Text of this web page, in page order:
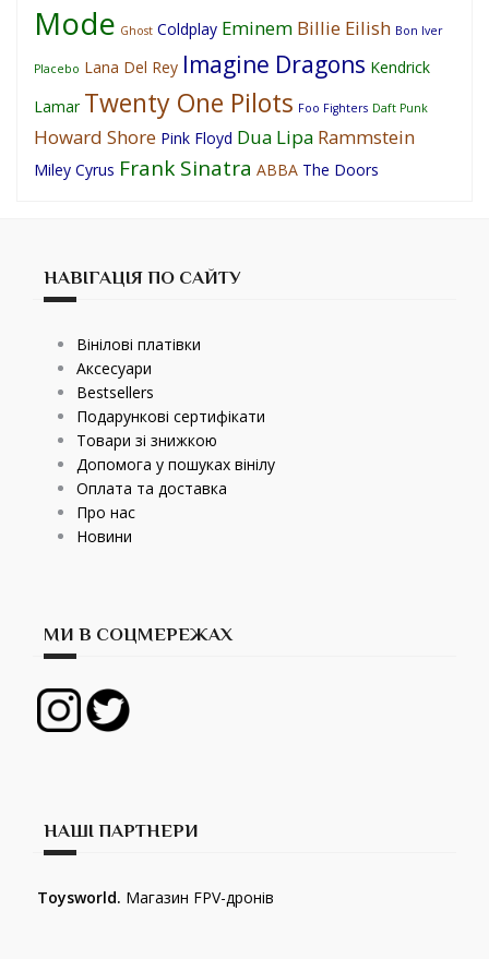
Mode Ghost Coldplay Eminem Billie Eilish Bon Iver
Placebo Lana Del Rey Imagine Dragons Kendrick
Lamar Twenty One Pilots Foo Fighters Daft Punk
Howard Shore Pink Floyd Dua Lipa Rammstein
Miley Cyrus Frank Sinatra ABBA The Doors
НАВІГАЦІЯ ПО САЙТУ
Вінілові платівки
Аксесуари
Bestsellers
Подарункові сертифікати
Товари зі знижкою
Допомога у пошуках вінілу
Оплата та доставка
Про нас
Новини
МИ В СОЦМЕРЕЖАХ
НАШІ ПАРТНЕРИ
Toysworld. Магазин FPV-дронів